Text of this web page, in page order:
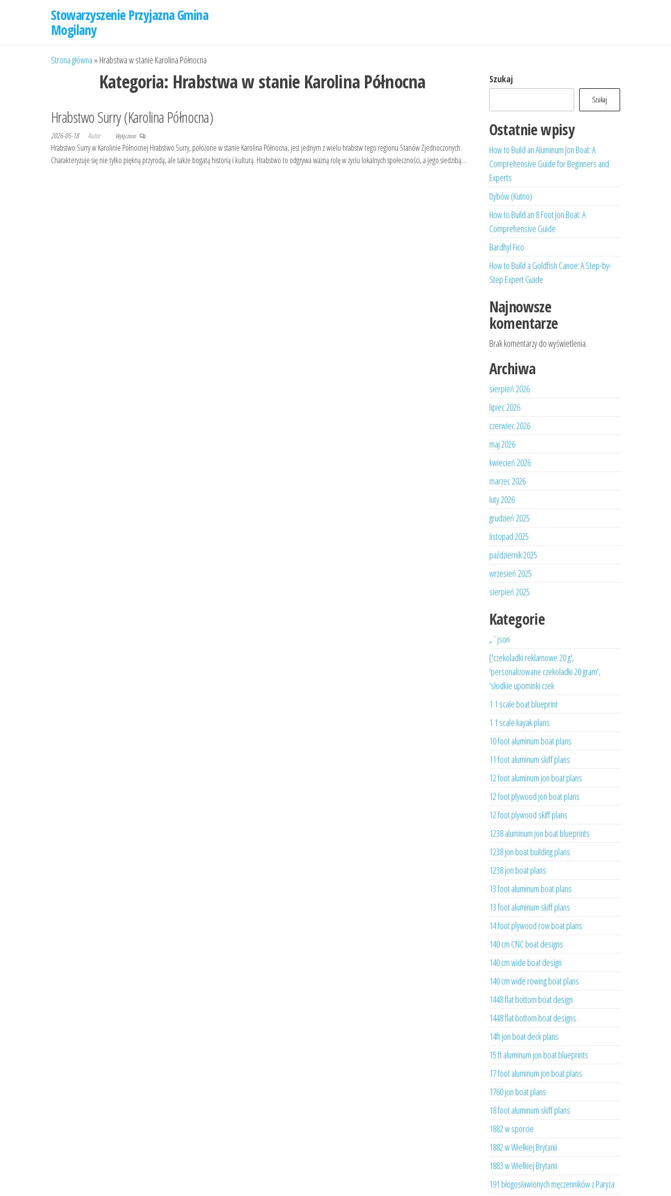
Stowarzyszenie Przyjazna Gmina
Mogilany
Strona główna » Hrabstwa w stanie Karolina Północna
Kategoria: Hrabstwa w stanie Karolina Północna
Hrabstwo Surry (Karolina Północna)
2026-05-18 Autor Wyłączono
Hrabstwo Surry w Karolinie Północnej Hrabstwo Surry, położone w stanie Karolina Północna, jest jednym z wielu hrabstw tego regionu Stanów Zjednoczonych.
Charakteryzuje się nie tylko piękną przyrodą, ale także bogatą historią i kulturą. Hrabstwo to odgrywa ważną rolę w życiu lokalnych społeczności, a jego siedzibą…
Szukaj
Szukaj
Ostatnie wpisy
How to Build an Aluminum Jon Boat: A
Comprehensive Guide for Beginners and
Experts
Dybów (Kutno)
How to Build an 8 Foot Jon Boat: A
Comprehensive Guide
Bardhyl Fico
How to Build a Goldfish Canoe: A Step-by-
Step Expert Guide
Najnowsze
komentarze
Brak komentarzy do wyświetlenia.
Archiwa
sierpień 2026
lipiec 2026
czerwiec 2026
maj 2026
kwiecień 2026
marzec 2026
luty 2026
grudzień 2025
listopad 2025
październik 2025
wrzesień 2025
sierpień 2025
Kategorie
„`json
['czekoladki reklamowe 20 g',
'personalizowane czekoladki 20 gram',
'słodkie upominki czek
1 1 scale boat blueprint
1 1 scale kayak plans
10 foot aluminum boat plans
11 foot aluminum skiff plans
12 foot aluminum jon boat plans
12 foot plywood jon boat plans
12 foot plywood skiff plans
1238 aluminum jon boat blueprints
1238 jon boat building plans
1238 jon boat plans
13 foot aluminum boat plans
13 foot aluminum skiff plans
14 foot plywood row boat plans
140 cm CNC boat designs
140 cm wide boat design
140 cm wide rowing boat plans
1448 flat bottom boat design
1448 flat bottom boat designs
14ft jon boat deck plans
15 ft aluminum jon boat blueprints
17 foot aluminum jon boat plans
1760 jon boat plans
18 foot aluminum skiff plans
1882 w sporcie
1882 w Wielkiej Brytanii
1883 w Wielkiej Brytanii
191 błogosławionych męczenników z Paryża